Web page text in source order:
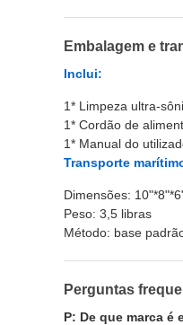
Embalagem e
Inclui:
1* Limpeza ultra-
1* Cordão de
1* Manual do
Transporte
Dimensões:
Peso: 3,5 libras
Método: base
Perguntas
P: De que marca